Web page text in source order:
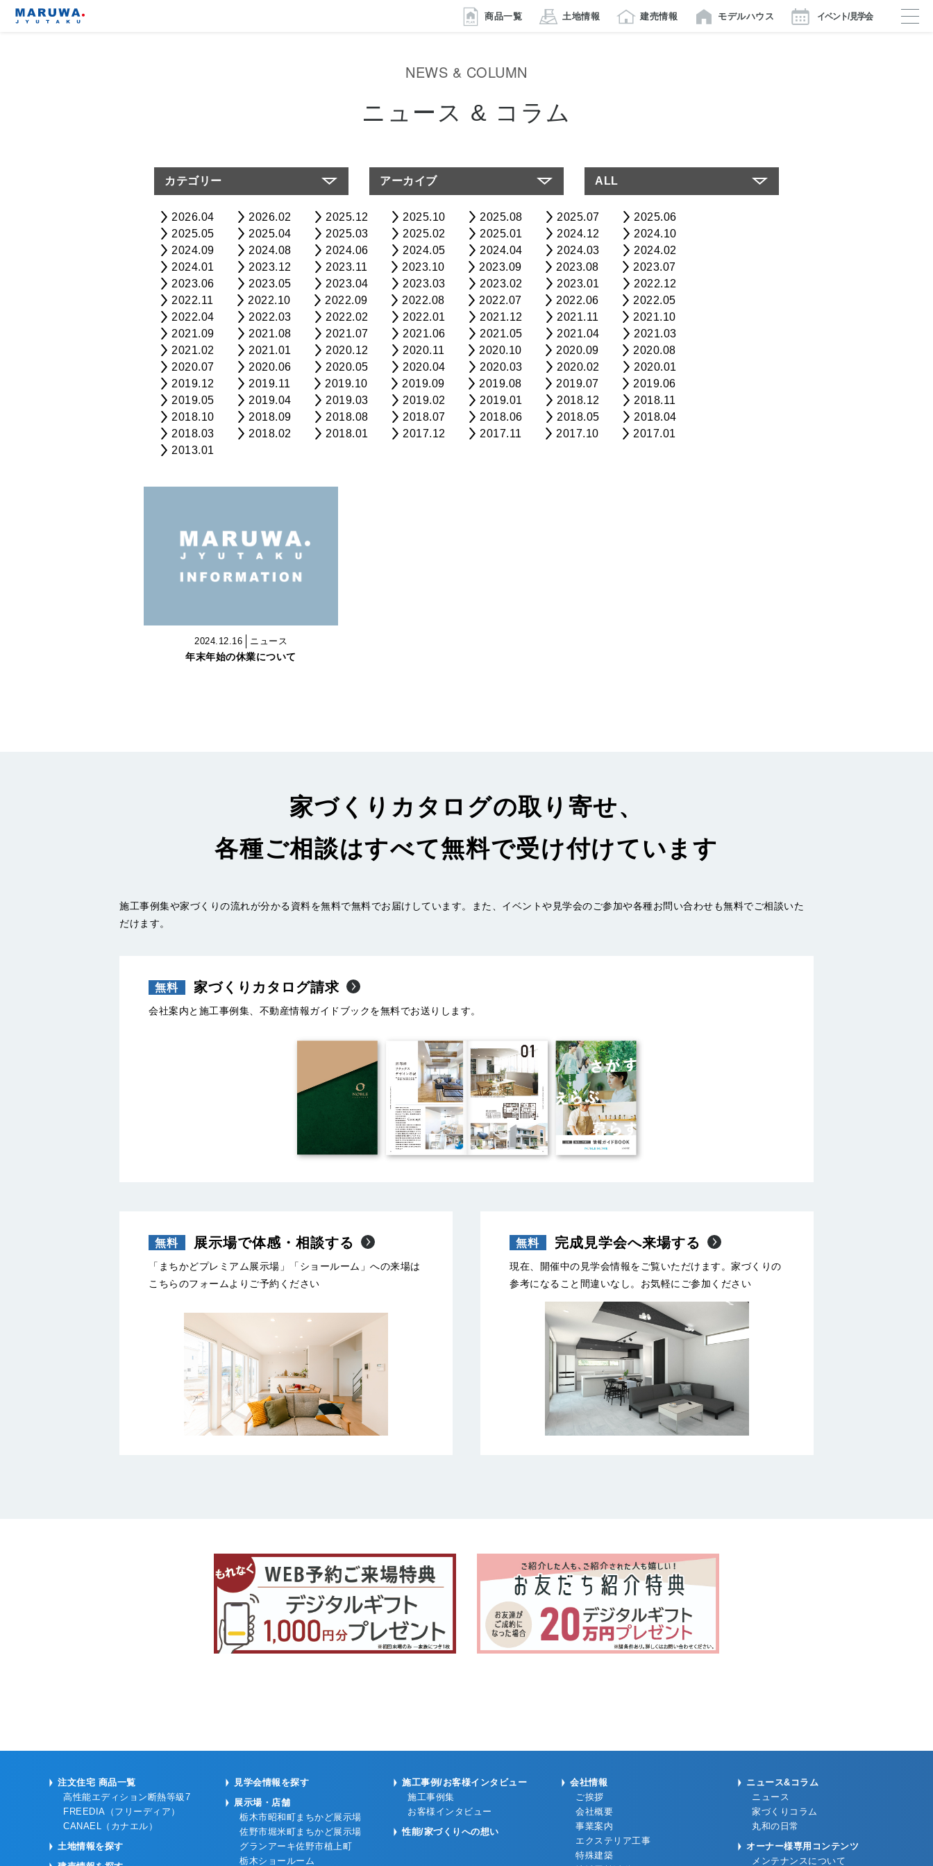
商品一覧 土地情報 建売情報 モデルハウス イベント/見学会
NEWS & COLUMN
ニュース & コラム
カテゴリー アーカイブ ALL
2026.04 2026.02 2025.12 2025.10 2025.08 2025.07
2025.06
2025.05
2025.04 2025.03 2025.02 2025.01 2024.12
2024.10
2024.09
2024.08 2024.06 2024.05 2024.04 2024.03
2024.02
2024.01
2023.12 2023.11 2023.10 2023.09 2023.08
2023.07
2023.06
2023.05 2023.04 2023.03 2023.02 2023.01
2022.12
2022.11
2022.10 2022.09 2022.08 2022.07 2022.06
2022.05
2022.04
2022.03 2022.02 2022.01 2021.12 2021.11
2021.10
2021.09
2021.08 2021.07 2021.06 2021.05 2021.04
2021.03
2021.02
2021.01 2020.12 2020.11 2020.10 2020.09
2020.08
2020.07
2020.06 2020.05 2020.04 2020.03 2020.02
2020.01
2019.12
2019.11 2019.10 2019.09 2019.08 2019.07
2019.06
2019.05
2019.04 2019.03 2019.02 2019.01 2018.12
2018.11
2018.10
2018.09 2018.08 2018.07 2018.06 2018.05
2018.04
2018.03
2018.02 2018.01 2017.12 2017.11 2017.10
2017.01
2013.01
2024.12.16 ニュース
年末年始の休業について
家づくりカタログの取り寄せ、
各種ご相談はすべて無料で受け付けています
施工事例集や家づくりの流れが分かる資料を無料で無料でお届けしています。また、イベントや見学会のご参加や各種お問い合わせも無料でご相談いた
だけます。
家づくりカタログ請求
会社案内と施工事例集、不動産情報ガイドブックを無料でお送りします。
展示場で体感・相談する
「まちかどプレミアム展示場」「ショールーム」への来場は
こちらのフォームよりご予約ください
完成見学会へ来場する
現在、開催中の見学会情報をご覧いただけます。家づくりの
参考になること間違いなし。お気軽にご参加ください
注文住宅 商品一覧
高性能エディション断熱等級7
FREEDIA（フリーディア）
CANAEL（カナエル）
土地情報を探す
見学会情報を探す
展示場・店舗
栃木市昭和町まちかど展示場
佐野市堀米町まちかど展示場
グランアーキ佐野市植上町
栃木ショールーム
施工事例/お客様インタビュー
施工事例集
お客様インタビュー
性能/家づくりへの想い
会社情報
ご挨拶
会社概要
事業案内
エクステリア工事
特殊建築
ニュース&コラム
ニュース
家づくりコラム
丸和の日常
オーナー様専用コンテンツ
メンテナンスについて